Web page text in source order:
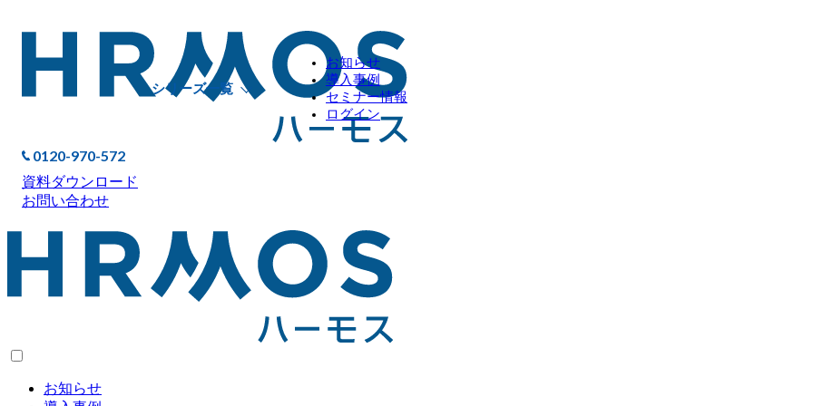
シリーズ一覧
お知らせ
導入事例
セミナー情報
ログイン
0120-970-572
資料ダウンロード
お問い合わせ
お知らせ